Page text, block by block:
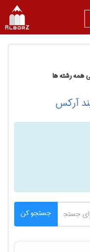
همه رشته ها
آرکس
جستجو کن